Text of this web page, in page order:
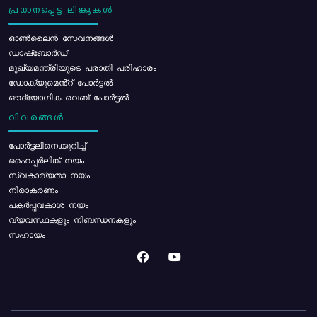
പ്രധാനപ്പെട്ട ലിങ്കുകൾ
ഓൺലൈൻ സേവനങ്ങൾ
ഡാഷ്ബോർഡ്
മുഖ്യമന്ത്രിയുടെ പരാതി പരിഹാരം
ഡോക്യുമെൻ്റ് പോർട്ടൽ
ഔദ്യോഗിക വെബ് പോർട്ടൽ
വിവരങ്ങൾ
പോര്‍ട്ടലിനെക്കുറിച്ച്
ഹൈപ്പർലിങ്ക് നയം
സ്വകാര്യതാ നയം
നിരാകരണം
പകർപ്പവകാശ നയം
വ്യവസ്ഥകളും നിബന്ധനകളും
സഹായം